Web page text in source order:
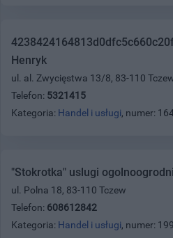
Henryk
ul. al. Zwycięstwa 13/8, 83-110
Telefon: 5321415
Kategoria: Handel i usługi, numer:
"Stokrotka" uslugi
ul. Polna 18, 83-110 Tczew
Telefon: 608612842
Kategoria: Handel i usługi, numer: